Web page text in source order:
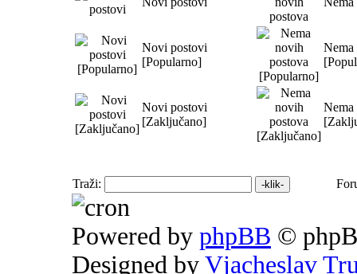
Novi postovi
[Popularno]
Nema
Novi postovi
[Zaključano]
Nema
Traži:
Powered by phpBB ©
Designed by Vjacheslav